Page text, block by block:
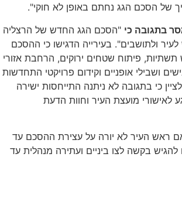
של הסכם הגג נחתם באופן לא חוקי".
בתגובה כי "הסכם הגג החדש של הרצליה
ולתושבים". בעירייה הדגישו כי ההסכם
תשתיות, פיתוח שטחים ירוקים, הרחבת אזורי
ושבילי אופניים וקידום פרויקטי התחדשות
כי בתגובה לא ניתנה התייחסות ישירה
לאישורי מועצת העיר וחוות הדעת
ראש העיר לא יורה על עצירת ההסכם עד
בקשה לצו ביניים ועתירה מנהלית עד